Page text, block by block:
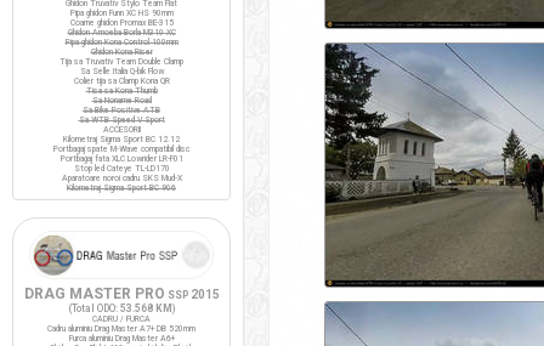
Ghidon Truvativ Stylo Team Flat
Pipa ghidon Funn XC HS 90mm
Coarne ghidon Promax BE-315
Ghidon Amoeba Borla M310 XC
Pipa ghidon Kona Control 100mm
Ghidon Kona Riser
Tija sa Truvativ Team Double Clamp
Sa Selle Italia Q-bik Flow
Colier tija sa Clamp Kona QR
Tisa sa Kona Thumb
Sa Noname Road
Sa Bike Positive ATB
Sa WTB Speed V Sport
ACCESORII
Kilometraj Sigma Sport BC 12.12
Portbagaj spate M-Wave compatibil disc
Portbagaj fata XLC Lowrider LR-F01
Stop led Cateye TL-LD170
Aparatoare noroi cadru SKS Mud-X
Kilometraj Sigma Sport BC 906
DRAG MASTER PRO SSP 2015
(Total ODO: 53.568 KM )
CADRU / FURCA
Cadru aluminiu Drag Master A7+ DB 520mm
Furca aluminiu Drag Master A6+